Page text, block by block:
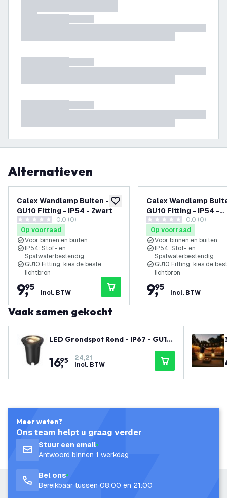
Alternatieven
toevoegen aan verlanglijst
Calex Wandlamp Buiten -
GU10 Fitting - IP54 - Zwart
0 score sterren0.0 (0)
Op voorraad
Voor binnen en buiten
IP54: Stof- en
Spatwaterbestendig
GU10 Fitting: kies de beste
lichtbron
9,
95
incl. BTW
Calex Wandlamp
GU10 Fitting - IP54 -
Antraciet
0 score sterren0.0 (0)
Op voorraad
Voor binnen en buiten
IP54: Stof- en
Spatwaterbestendig
GU10 Fitting: kies de
lichtbron
9,
95
incl. BTW
Vaak samen gekocht
LED Grondspot Rond - IP67 - GU10
- Zwart - 1M Kabel - Kantelbaar
16,
95
24,21
incl. BTW
Meer weten?
Ons team helpt u graag verder
Stuur een email
Antwoord binnen 1 werkdag
Bel ons
Bereikbaar tussen 08:00 en 21:00